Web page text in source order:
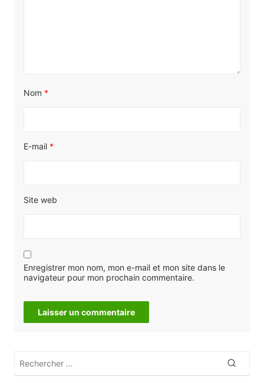
Nom *
E-mail *
Site web
Enregistrer mon nom, mon e-mail et mon site dans le
navigateur pour mon prochain commentaire.
Rechercher
: